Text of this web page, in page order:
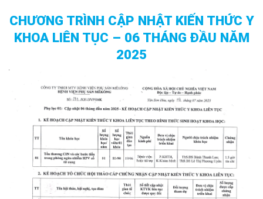
CHƯƠNG TRÌNH CẬP NHẬT KIẾN THỨC Y
KHOA LIÊN TỤC – 06 THÁNG ĐẦU NĂM
2025